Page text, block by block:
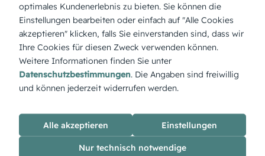
Produktbeschreibung
„Schöne Zeit Foto 65“ – Persönlich und freundlich: Einladung
zum 65. Geburtstag mit deinem Foto und einem modernen
Design.
optimales Kundenerlebnis zu bieten. Sie können die
Einstellungen bearbeiten oder einfach auf "Alle Cookies
akzeptieren" klicken, falls Sie einverstanden sind, dass wir
Ihre Cookies für diesen Zweck verwenden können.
Weitere Informationen finden Sie unter
Datenschutzbestimmungen. Die Angaben sind freiwillig
und können jederzeit widerrufen werden.
Alle akzeptieren Einstellungen
Nur technisch notwendige